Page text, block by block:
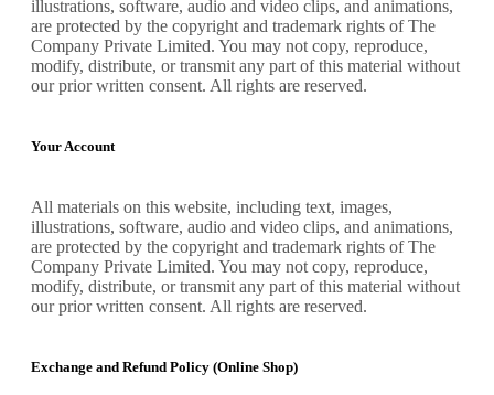
illustrations, software, audio and video clips, and animations,
are protected by the copyright and trademark rights of The
Company Private Limited. You may not copy, reproduce,
modify, distribute, or transmit any part of this material without
our prior written consent. All rights are reserved.
Your Account
All materials on this website, including text, images,
illustrations, software, audio and video clips, and animations,
are protected by the copyright and trademark rights of The
Company Private Limited. You may not copy, reproduce,
modify, distribute, or transmit any part of this material without
our prior written consent. All rights are reserved.
Exchange and Refund Policy (Online Shop)